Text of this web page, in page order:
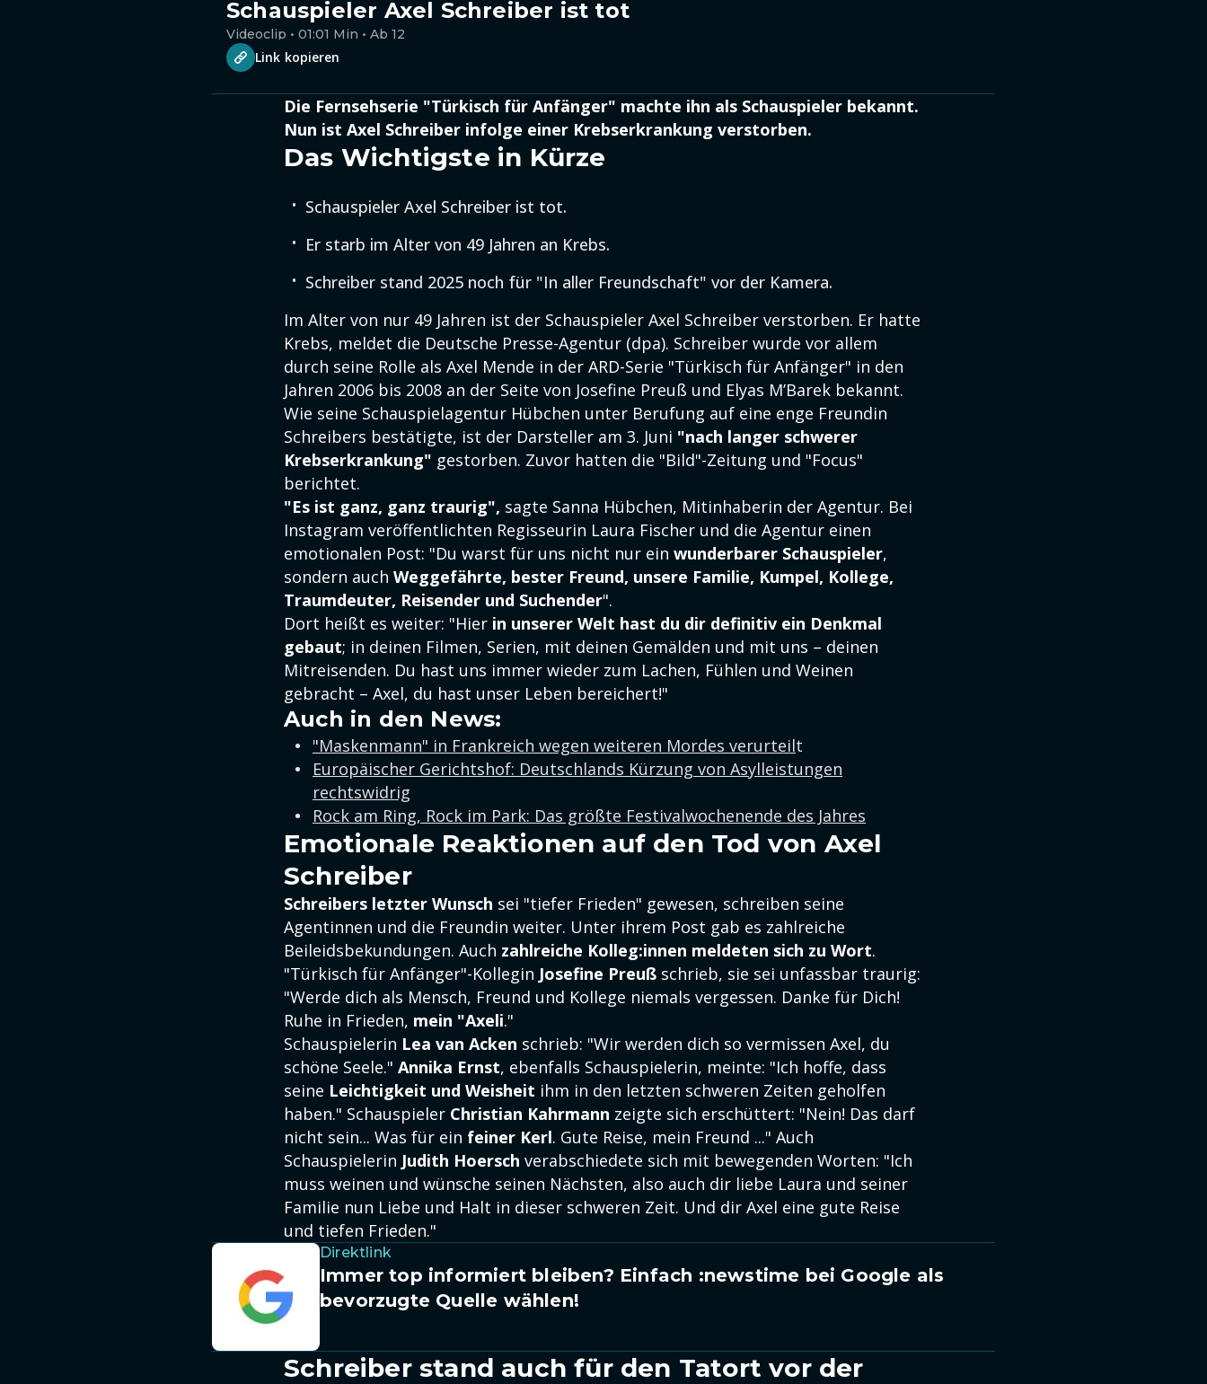
Schauspieler Axel Schreiber ist tot
Videoclip • 01:01 Min • Ab 12
Link kopieren
Die Fernsehserie "Türkisch für Anfänger" machte ihn als Schauspieler bekannt.
Nun ist Axel Schreiber infolge einer Krebserkrankung verstorben.
Das Wichtigste in Kürze
Schauspieler Axel Schreiber ist tot.
Er starb im Alter von 49 Jahren an Krebs.
Schreiber stand 2025 noch für "In aller Freundschaft" vor der Kamera.
Im Alter von nur 49 Jahren ist der Schauspieler Axel Schreiber verstorben. Er hatte
Krebs, meldet die Deutsche Presse-Agentur (dpa). Schreiber wurde vor allem
durch seine Rolle als Axel Mende in der ARD-Serie "Türkisch für Anfänger" in den
Jahren 2006 bis 2008 an der Seite von Josefine Preuß und Elyas M’Barek bekannt.
Wie seine Schauspielagentur Hübchen unter Berufung auf eine enge Freundin
Schreibers bestätigte, ist der Darsteller am 3. Juni "nach langer schwerer
Krebserkrankung" gestorben. Zuvor hatten die "Bild"-Zeitung und "Focus"
berichtet.
"Es ist ganz, ganz traurig", sagte Sanna Hübchen, Mitinhaberin der Agentur. Bei
Instagram veröffentlichten Regisseurin Laura Fischer und die Agentur einen
emotionalen Post: "Du warst für uns nicht nur ein wunderbarer Schauspieler,
sondern auch Weggefährte, bester Freund, unsere Familie, Kumpel, Kollege,
Traumdeuter, Reisender und Suchender".
Dort heißt es weiter: "Hier in unserer Welt hast du dir definitiv ein Denkmal
gebaut; in deinen Filmen, Serien, mit deinen Gemälden und mit uns – deinen
Mitreisenden. Du hast uns immer wieder zum Lachen, Fühlen und Weinen
gebracht – Axel, du hast unser Leben bereichert!"
Auch in den News:
"Maskenmann" in Frankreich wegen weiteren Mordes verurteilt
Europäischer Gerichtshof: Deutschlands Kürzung von Asylleistungen
rechtswidrig
Rock am Ring, Rock im Park: Das größte Festivalwochenende des Jahres
Emotionale Reaktionen auf den Tod von Axel
Schreiber
Schreibers letzter Wunsch sei "tiefer Frieden" gewesen, schreiben seine
Agentinnen und die Freundin weiter. Unter ihrem Post gab es zahlreiche
Beileidsbekundungen. Auch zahlreiche Kolleg:innen meldeten sich zu Wort.
"Türkisch für Anfänger"-Kollegin Josefine Preuß schrieb, sie sei unfassbar traurig:
"Werde dich als Mensch, Freund und Kollege niemals vergessen. Danke für Dich!
Ruhe in Frieden, mein "Axeli."
Schauspielerin Lea van Acken schrieb: "Wir werden dich so vermissen Axel, du
schöne Seele." Annika Ernst, ebenfalls Schauspielerin, meinte: "Ich hoffe, dass
seine Leichtigkeit und Weisheit ihm in den letzten schweren Zeiten geholfen
haben." Schauspieler Christian Kahrmann zeigte sich erschüttert: "Nein! Das darf
nicht sein... Was für ein feiner Kerl. Gute Reise, mein Freund ..." Auch
Schauspielerin Judith Hoersch verabschiedete sich mit bewegenden Worten: "Ich
muss weinen und wünsche seinen Nächsten, also auch dir liebe Laura und seiner
Familie nun Liebe und Halt in dieser schweren Zeit. Und dir Axel eine gute Reise
und tiefen Frieden."
Direktlink
Immer top informiert bleiben? Einfach :newstime bei Google als
bevorzugte Quelle wählen!
Schreiber stand auch für den Tatort vor der